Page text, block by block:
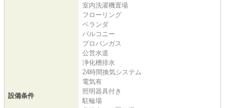
設備条件
室内洗濯機置場
フローリング
ベランダ
バルコニー
プロパンガス
公営水道
浄化槽排水
24時間換気システム
電気有
照明器具付き
駐輪場